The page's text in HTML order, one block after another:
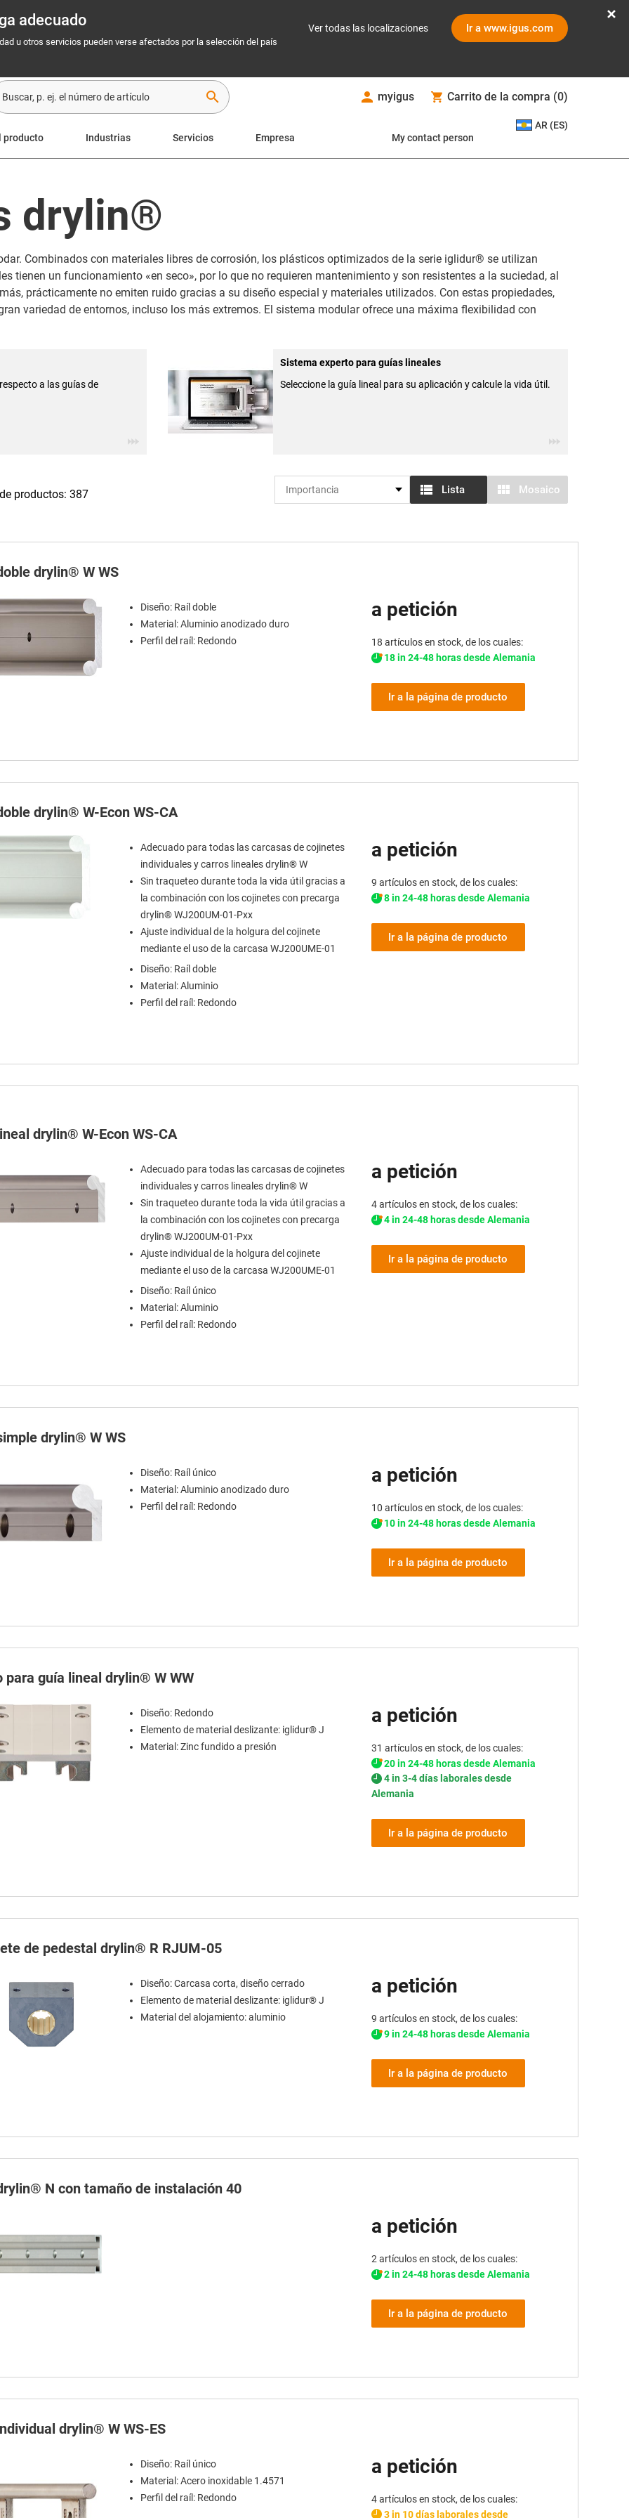
adecuado
u otros servicios pueden verse afectados por la selección del país
Ver todas las localizaciones Ir a www.igus.com
search myigus Carrito de la compra (0)
producto Industrias Servicios Empresa My contact person
AR (ES)
drylin®
Combinados con materiales libres de corrosión, los plásticos optimizados de la serie iglidur® se utilizan
tienen un funcionamiento «en seco», por lo que no requieren mantenimiento y son resistentes a la suciedad, al
prácticamente no emiten ruido gracias a su diseño especial y materiales utilizados. Con estas propiedades,
variedad de entornos, incluso los más extremos. El sistema modular ofrece una máxima flexibilidad con
a las guías de
Sistema experto para guías lineales
Seleccione la guía lineal para su aplicación y calcule la vida útil.
Lista Mosaico
productos: 387
drylin® W WS
Diseño: Raíl doble
Material: Aluminio anodizado duro
Perfil del raíl: Redondo
a petición
18 artículos en stock, de los cuales:
18 in 24-48 horas desde Alemania
Ir a la página de producto
drylin® W-Econ WS-CA
Adecuado para todas las carcasas de cojinetes
individuales y carros lineales drylin® W
Sin traqueteo durante toda la vida útil gracias a
la combinación con los cojinetes con precarga
drylin® WJ200UM-01-Pxx
Ajuste individual de la holgura del cojinete
mediante el uso de la carcasa WJ200UME-01
Diseño: Raíl doble
Material: Aluminio
Perfil del raíl: Redondo
a petición
9 artículos en stock, de los cuales:
8 in 24-48 horas desde Alemania
Ir a la página de producto
drylin® W-Econ WS-CA
Adecuado para todas las carcasas de cojinetes
individuales y carros lineales drylin® W
Sin traqueteo durante toda la vida útil gracias a
la combinación con los cojinetes con precarga
drylin® WJ200UM-01-Pxx
Ajuste individual de la holgura del cojinete
mediante el uso de la carcasa WJ200UME-01
Diseño: Raíl único
Material: Aluminio
Perfil del raíl: Redondo
a petición
4 artículos en stock, de los cuales:
4 in 24-48 horas desde Alemania
Ir a la página de producto
drylin® W WS
Diseño: Raíl único
Material: Aluminio anodizado duro
Perfil del raíl: Redondo
a petición
10 artículos en stock, de los cuales:
10 in 24-48 horas desde Alemania
Ir a la página de producto
para guía lineal drylin® W WW
Diseño: Redondo
Elemento de material deslizante: iglidur® J
Material: Zinc fundido a presión
a petición
31 artículos en stock, de los cuales:
20 in 24-48 horas desde Alemania
4 in 3-4 días laborales desde
Alemania
Ir a la página de producto
de pedestal drylin® R RJUM-05
Diseño: Carcasa corta, diseño cerrado
Elemento de material deslizante: iglidur® J
Material del alojamiento: aluminio
a petición
9 artículos en stock, de los cuales:
9 in 24-48 horas desde Alemania
Ir a la página de producto
N con tamaño de instalación 40
a petición
2 artículos en stock, de los cuales:
2 in 24-48 horas desde Alemania
Ir a la página de producto
drylin® W WS-ES
Diseño: Raíl único
Material: Acero inoxidable 1.4571
Perfil del raíl: Redondo
a petición
4 artículos en stock, de los cuales:
3 in 10 días laborales desde